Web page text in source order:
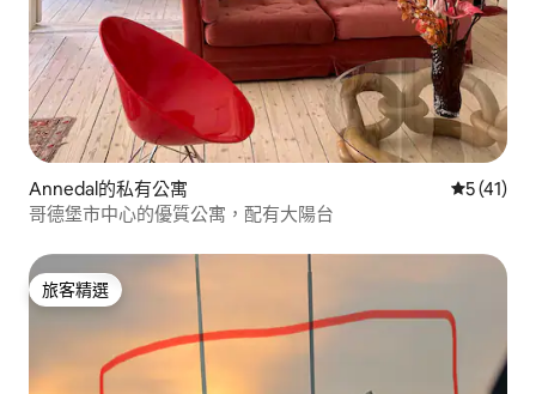
Annedal的私有公寓 從 41 則
5 (41)
哥德堡市中心的優質公寓，配有大陽台
旅客精選
旅客精選